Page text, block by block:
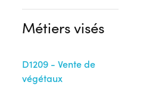
Métiers visés
D1209 - Vente de
végétaux